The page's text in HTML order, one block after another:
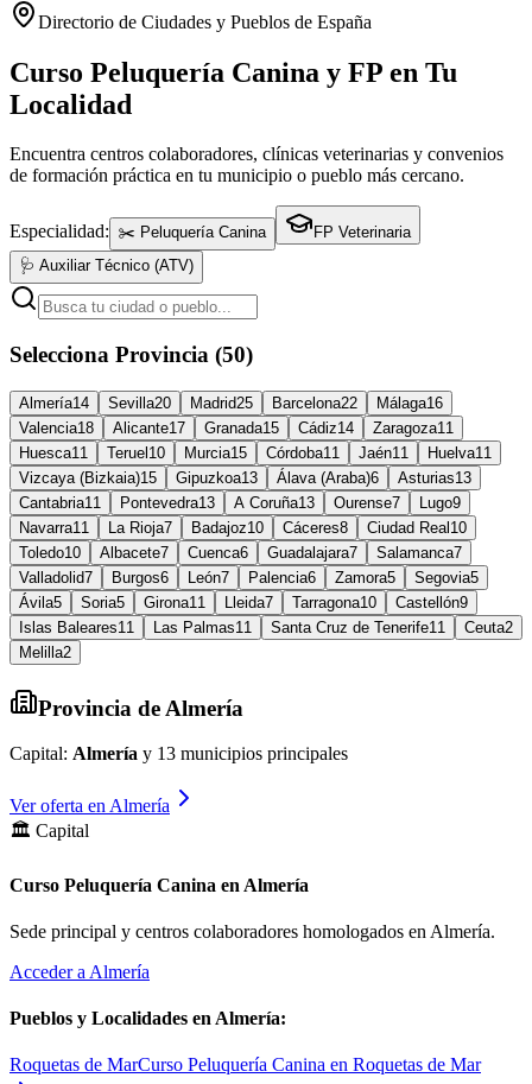
Directorio de Ciudades y Pueblos de España
Curso Peluquería Canina y FP en Tu
Localidad
Encuentra centros colaboradores, clínicas veterinarias y convenios
de formación práctica en tu municipio o pueblo más cercano.
Especialidad: ✂️ Peluquería Canina
FP Veterinaria
🩺 Auxiliar Técnico (ATV)
Selecciona Provincia (50)
Almería14 Sevilla20 Madrid25 Barcelona22 Málaga16
Valencia18 Alicante17 Granada15 Cádiz14 Zaragoza11
Huesca11 Teruel 10 Murcia15 Córdoba11 Jaén11 Huelva11
Vizcaya (Bizkaia)15 Gipuzkoa13 Álava (Araba)6 Asturias13
Cantabria11 Pontevedra13 A Coruña13 Ourense7 Lugo9
Navarra11 La Rioja7 Badajoz10 Cáceres8 Ciudad Real 10
Toledo10 Albacete7 Cuenca6 Guadalajara7 Salamanca7
Valladolid7 Burgos6 León7 Palencia6 Zamora5 Segovia5
Ávila5 Soria5 Girona11 Lleida7 Tarragona10 Castellón9
Islas Baleares11 Las Palmas11 Santa Cruz de Tenerife11 Ceuta2
Melilla2
Provincia de Almería
Capital: Almería y 13 municipios principales
Ver oferta en Almería
🏛️ Capital
Curso Peluquería Canina en Almería
Sede principal y centros colaboradores homologados en Almería.
Acceder a Almería
Pueblos y Localidades en Almería:
Roquetas de MarCurso Peluquería Canina en Roquetas de Mar